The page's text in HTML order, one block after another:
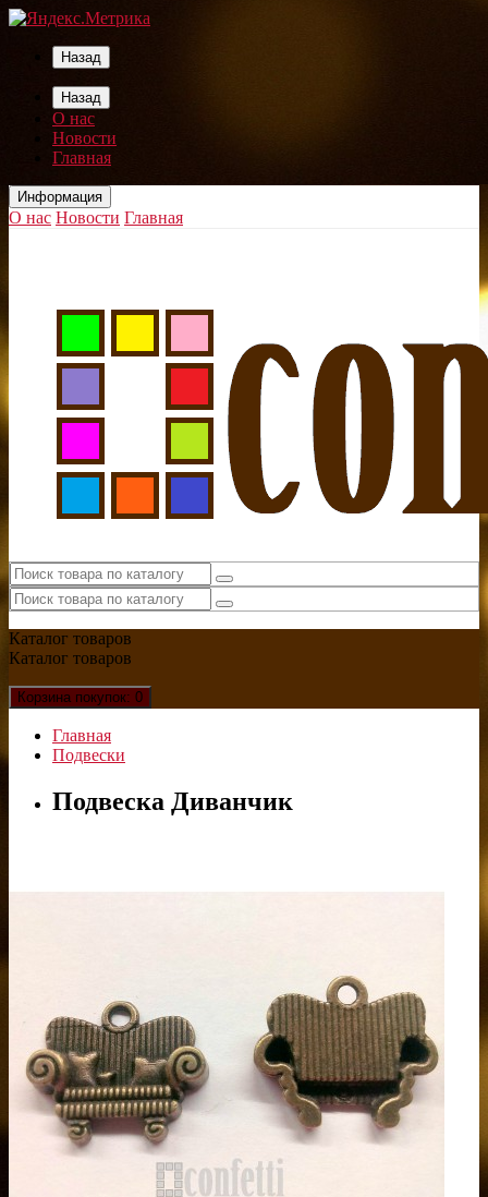
Назад
Назад
О нас
Новости
Главная
Информация
О нас Новости Главная
Каталог товаров
Каталог товаров
Корзина покупок: 0
Главная
Подвески
Подвеска Диванчик